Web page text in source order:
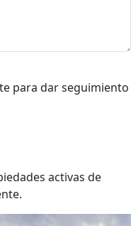
para dar seguimiento
activas de